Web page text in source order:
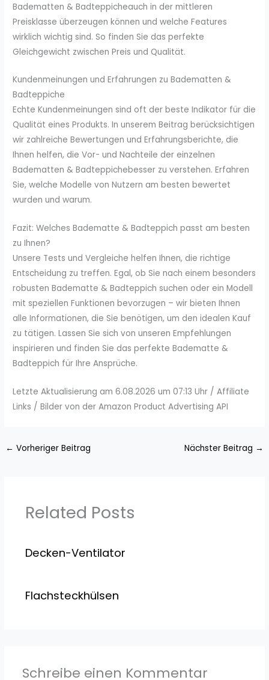
Badematten & Badteppicheauch in der mittleren
Preisklasse überzeugen können und welche Features
wirklich wichtig sind. So finden Sie das perfekte
Gleichgewicht zwischen Preis und Qualität.
Kundenmeinungen und Erfahrungen zu Badematten &
Badteppiche
Echte Kundenmeinungen sind oft der beste Indikator für die
Qualität eines Produkts. In unserem Beitrag berücksichtigen
wir zahlreiche Bewertungen und Erfahrungsberichte, die
Ihnen helfen, die Vor- und Nachteile der einzelnen
Badematten & Badteppichebesser zu verstehen. Erfahren
Sie, welche Modelle von Nutzern am besten bewertet
wurden und warum.
Fazit: Welches Badematte & Badteppich passt am besten
zu Ihnen?
Unsere Tests und Vergleiche helfen Ihnen, die richtige
Entscheidung zu treffen. Egal, ob Sie nach einem besonders
robusten Badematte & Badteppich suchen oder ein Modell
mit speziellen Funktionen bevorzugen – wir bieten Ihnen
alle Informationen, die Sie benötigen, um den idealen Kauf
zu tätigen. Lassen Sie sich von unseren Empfehlungen
inspirieren und finden Sie das perfekte Badematte &
Badteppich für Ihre Ansprüche.
Letzte Aktualisierung am 6.08.2026 um 07:13 Uhr / Affiliate
Links / Bilder von der Amazon Product Advertising API
← Vorheriger Beitrag Nächster Beitrag →
Related Posts
Decken-Ventilator
Flachsteckhülsen
Schreibe einen Kommentar